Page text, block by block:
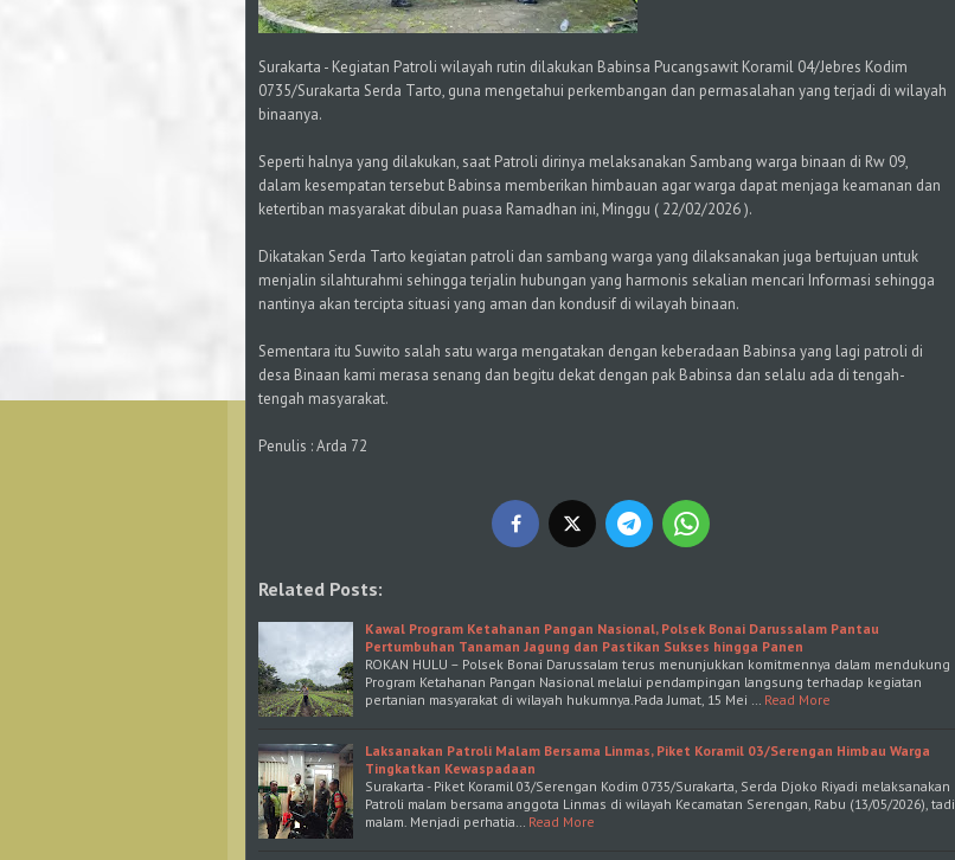
Surakarta - Kegiatan Patroli wilayah rutin dilakukan Babinsa Pucangsawit Koramil 04/Jebres Kodim
0735/Surakarta Serda Tarto, guna mengetahui perkembangan dan permasalahan yang terjadi di wilayah
binaanya.
Seperti halnya yang dilakukan, saat Patroli dirinya melaksanakan Sambang warga binaan di Rw 09,
dalam kesempatan tersebut Babinsa memberikan himbauan agar warga dapat menjaga keamanan dan
ketertiban masyarakat dibulan puasa Ramadhan ini, Minggu ( 22/02/2026 ).
Dikatakan Serda Tarto kegiatan patroli dan sambang warga yang dilaksanakan juga bertujuan untuk
menjalin silahturahmi sehingga terjalin hubungan yang harmonis sekalian mencari Informasi sehingga
nantinya akan tercipta situasi yang aman dan kondusif di wilayah binaan.
Sementara itu Suwito salah satu warga mengatakan dengan keberadaan Babinsa yang lagi patroli di
desa Binaan kami merasa senang dan begitu dekat dengan pak Babinsa dan selalu ada di tengah-
tengah masyarakat.
Penulis : Arda 72
Related Posts:
Kawal Program Ketahanan Pangan Nasional, Polsek Bonai Darussalam Pantau
Pertumbuhan Tanaman Jagung dan Pastikan Sukses hingga Panen
ROKAN HULU – Polsek Bonai Darussalam terus menunjukkan komitmennya dalam mendukung
Program Ketahanan Pangan Nasional melalui pendampingan langsung terhadap kegiatan
pertanian masyarakat di wilayah hukumnya.Pada Jumat, 15 Mei … Read More
Laksanakan Patroli Malam Bersama Linmas, Piket Koramil 03/Serengan Himbau Warga
Tingkatkan Kewaspadaan
Surakarta - Piket Koramil 03/Serengan Kodim 0735/Surakarta, Serda Djoko Riyadi melaksanakan
Patroli malam bersama anggota Linmas di wilayah Kecamatan Serengan, Rabu (13/05/2026), tadi
malam. Menjadi perhatia… Read More